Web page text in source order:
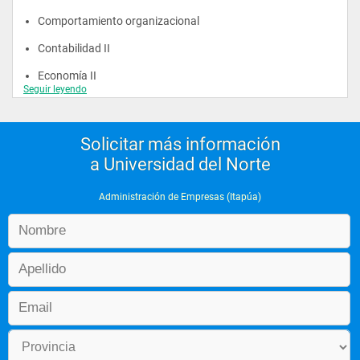
Comportamiento organizacional
Contabilidad II
Economía II
Segundo año
Contabilidad III
Ética y deontología
Matemática aplicada
Seguir leyendo
Solicitar más información
a Universidad del Norte
Administración de Empresas (Itapúa)